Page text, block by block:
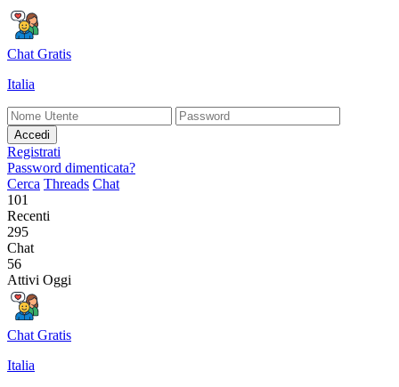
Chat Gratis
Italia
Accedi
Registrati
Password dimenticata?
Cerca Threads Chat
101
Recenti
295
Chat
56
Attivi Oggi
Chat Gratis
Italia